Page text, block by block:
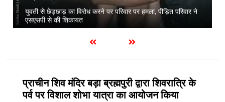
June 26, 2026 1 min
सोनी के प्यार में दीवानी सीता गोंडा से 550किमी दूर पहुंची मेरठ
प्राचीन शिव मंदिर बड़ा ब्रह्मपुरी द्वारा शिवरात्रि के
पर्व पर विशाल शोभा यात्रा का आयोजन किया